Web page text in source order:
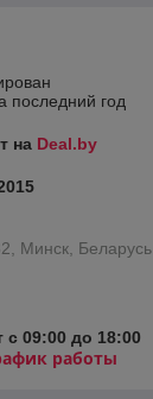
последний год
на Deal.by
Минск, Беларусь
с 09:00 до 18:00
работы